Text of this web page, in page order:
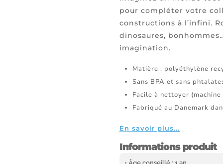
pour compléter votre
constructions à l’infini.
dinosaures,
imagination.
Matière : polyéthylène
Sans BPA et sans
Facile à nettoyer
Fabriqué au Danemark
En savoir plus...
Informations produit